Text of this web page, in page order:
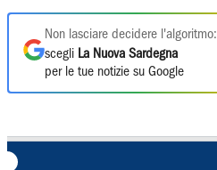
Non lasciare decidere l'algoritmo:
scegli La Nuova Sardegna
per le tue notizie su Google